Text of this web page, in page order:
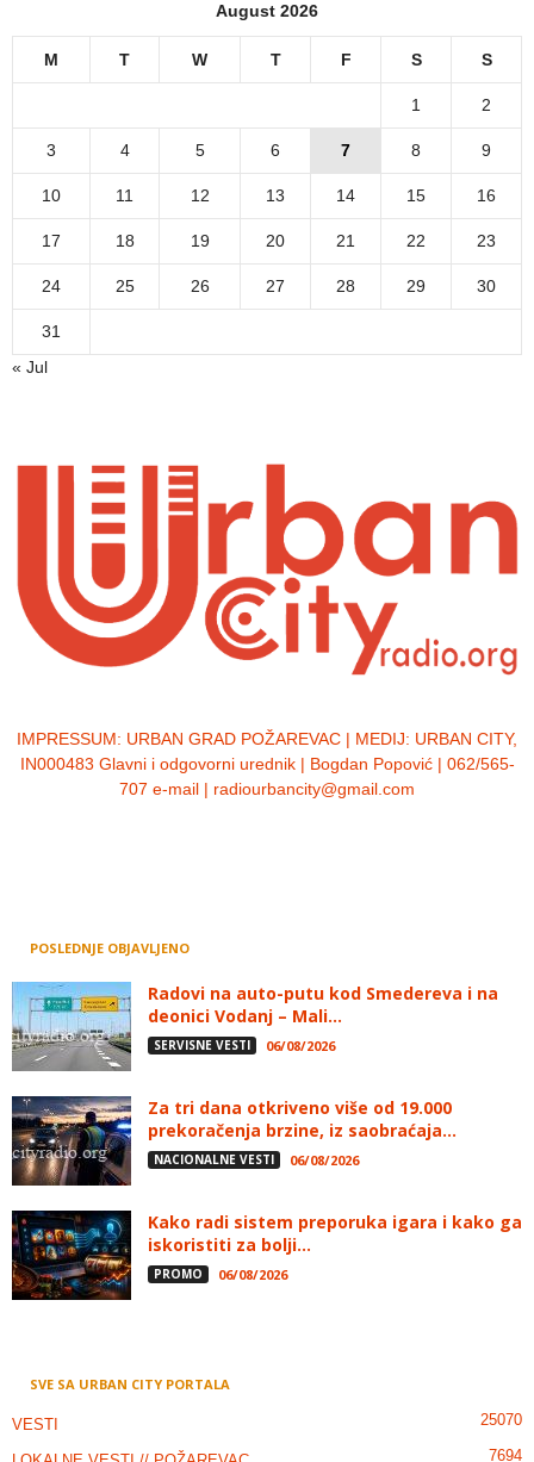
August 2026
M T W T F S S
1 2
3 4 5 6 7 8 9
10 11 12 13 14 15 16
17 18 19 20 21 22 23
24 25 26 27 28 29 30
31
« Jul
IMPRESSUM: URBAN GRAD POŽAREVAC | MEDIJ: URBAN CITY,
IN000483 Glavni i odgovorni urednik | Bogdan Popović | 062/565-
707 e-mail | radiourbancity@gmail.com
POSLEDNJE OBJAVLJENO
Radovi na auto-putu kod Smedereva i na
deonici Vodanj – Mali...
SERVISNE VESTI 06/08/2026
Za tri dana otkriveno više od 19.000
prekoračenja brzine, iz saobraćaja...
NACIONALNE VESTI 06/08/2026
Kako radi sistem preporuka igara i kako ga
iskoristiti za bolji...
PROMO 06/08/2026
SVE SA URBAN CITY PORTALA
VESTI 25070
7694